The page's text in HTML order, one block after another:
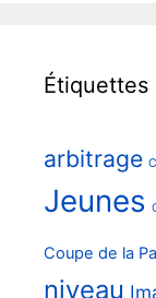
Étiquettes
arbitrage
Jeunes
Coupe de la
niveau